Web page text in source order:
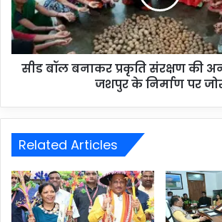
सीड बॉल बनाकर प्रकृति संरक्षण की
जशपुर के निर्माण पर
Related Articles